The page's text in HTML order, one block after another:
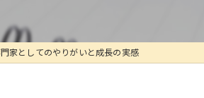
家としてのやりがいと成長の実感